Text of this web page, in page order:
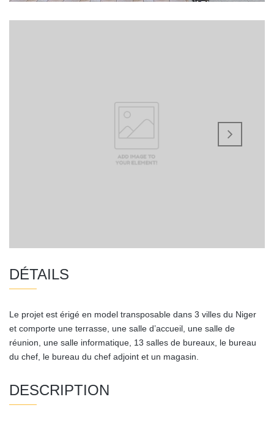
DÉTAILS
Le projet est érigé en model transposable dans 3 villes du Niger
et comporte une terrasse, une salle d’accueil, une salle de
réunion, une salle informatique, 13 salles de bureaux, le bureau
du chef, le bureau du chef adjoint et un magasin.
DESCRIPTION